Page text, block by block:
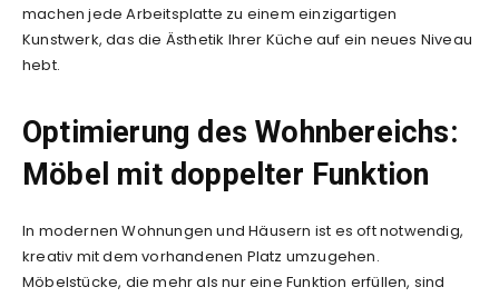
machen jede Arbeitsplatte zu einem einzigartigen
Kunstwerk, das die Ästhetik Ihrer Küche auf ein neues Niveau
hebt.
Optimierung des Wohnbereichs:
Möbel mit doppelter Funktion
In modernen Wohnungen und Häusern ist es oft notwendig,
kreativ mit dem vorhandenen Platz umzugehen.
Möbelstücke, die mehr als nur eine Funktion erfüllen, sind